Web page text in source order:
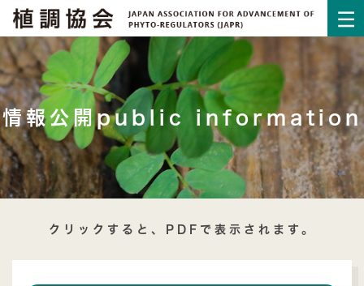
情報公開public information
クリックすると、PDFで表示されます。